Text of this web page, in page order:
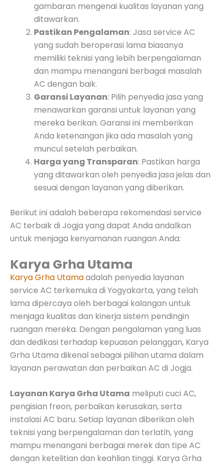
gambaran mengenai kualitas layanan yang
ditawarkan.
Pastikan Pengalaman: Jasa service AC
yang sudah beroperasi lama biasanya
memiliki teknisi yang lebih berpengalaman
dan mampu menangani berbagai masalah
AC dengan baik.
Garansi Layanan: Pilih penyedia jasa yang
menawarkan garansi untuk layanan yang
mereka berikan. Garansi ini memberikan
Anda ketenangan jika ada masalah yang
muncul setelah perbaikan.
Harga yang Transparan: Pastikan harga
yang ditawarkan oleh penyedia jasa jelas dan
sesuai dengan layanan yang diberikan.
Berikut ini adalah beberapa rekomendasi service
AC terbaik di Jogja yang dapat Anda andalkan
untuk menjaga kenyamanan ruangan Anda:
Karya Grha Utama
Karya Grha Utamaadalah penyedia layanan
service AC terkemuka di Yogyakarta, yang telah
lama dipercaya oleh berbagai kalangan untuk
menjaga kualitas dan kinerja sistem pendingin
ruangan mereka. Dengan pengalaman yang luas
dan dedikasi terhadap kepuasan pelanggan, Karya
Grha Utama dikenal sebagai pilihan utama dalam
layanan perawatan dan perbaikan AC di Jogja.
Layanan Karya Grha Utama meliputi cuci AC,
pengisian freon, perbaikan kerusakan, serta
instalasi AC baru. Setiap layanan diberikan oleh
teknisi yang berpengalaman dan terlatih, yang
mampu menangani berbagai merek dan tipe AC
dengan ketelitian dan keahlian tinggi. Karya Grha